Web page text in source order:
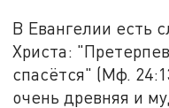
В Евангелии есть
Христа:
спасётся" (Мф.
очень древняя и